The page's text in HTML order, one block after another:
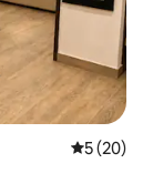
5 de uma
5 (20)